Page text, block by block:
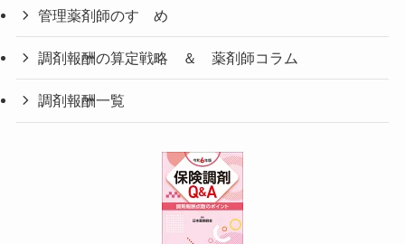
管理薬剤師のすゝめ
調剤報酬の算定戦略 ＆ 薬剤師コラム
調剤報酬一覧